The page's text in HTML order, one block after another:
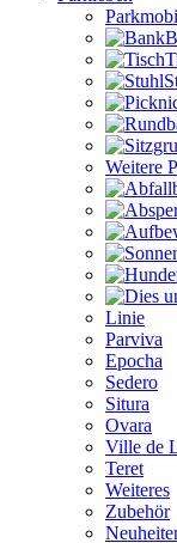
Weitere
Linie
Parviva
Epocha
Sedero
Situra
Ovara
Ville de
Teret
Weiteres
Zubehör